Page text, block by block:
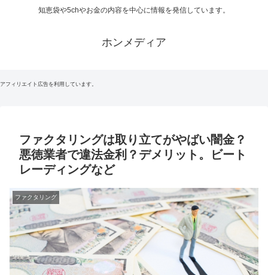
知恵袋や5chやお金の内容を中心に情報を発信しています。
ホンメディア
アフィリエイト広告を利用しています。
ファクタリングは取り立てがやばい闇金？
悪徳業者で違法金利？デメリット。ビート
レーディングなど
ファクタリング